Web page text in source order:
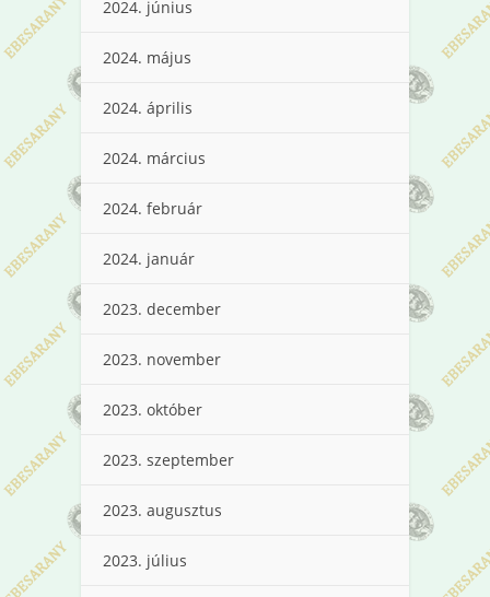
2024. június
2024. május
2024. április
2024. március
2024. február
2024. január
2023. december
2023. november
2023. október
2023. szeptember
2023. augusztus
2023. július